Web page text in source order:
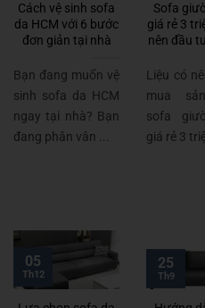
Cách vệ sinh sofa
da HCM với 6 bước
đơn giản tại nhà
Bạn đang muốn vệ
sinh sofa da HCM
ngay tại nhà? Bạn
đang phân vân ...
Sofa
giá rẻ 3
nên đầu
Liệu có
mua
sofa
giá rẻ 3
05
Th12
25
Th9